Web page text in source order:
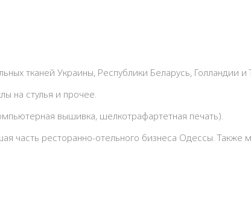
тканей Украины, Республики Беларусь, Голландии и
на стулья и прочее.
вышивка, шелкотрафартетная печать).
часть ресторанно-отельного бизнеса Одессы. Также